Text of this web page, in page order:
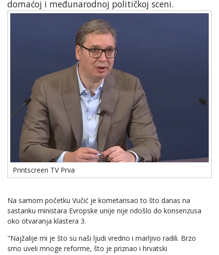
domaćoj i međunarodnoj političkoj sceni.
Printscreen TV Prva
Na samom početku Vučić je kometarisao to što danas na
sastanku ministara Evropske unije nije ndošlo do konsenzusa
oko otvaranja klastera 3.
"Najžalije mi je što su naši ljudi vredno i marljivo radili. Brzo
smo uveli mnoge reforme, što je priznao i hrvatski